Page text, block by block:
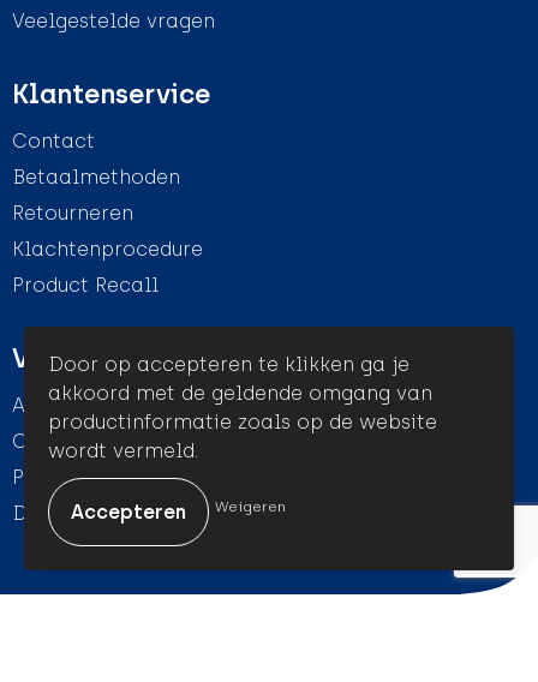
Veelgestelde vragen
Klantenservice
Contact
Betaalmethoden
Retourneren
Klachtenprocedure
Product Recall
Veilig winkelen
Algemene voorwaarden
Cookieverklaring
Privacyverklaring
Disclaimer
Door op accepteren te klikken ga je
akkoord met de geldende omgang van
productinformatie zoals op de website
wordt vermeld.
Weigeren